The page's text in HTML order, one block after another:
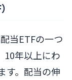
当ETFの一つ
10年以上にわ
す。配当の伸